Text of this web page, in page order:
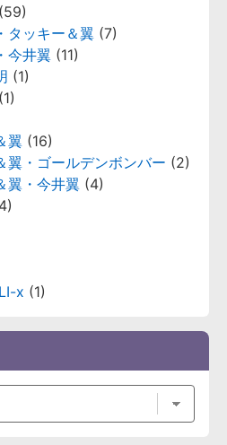
(59)
タッキー＆翼 (7)
今井翼 (11)
(1)
(1)
翼 (16)
翼・ゴールデンボンバー (2)
翼・今井翼 (4)
x (1)